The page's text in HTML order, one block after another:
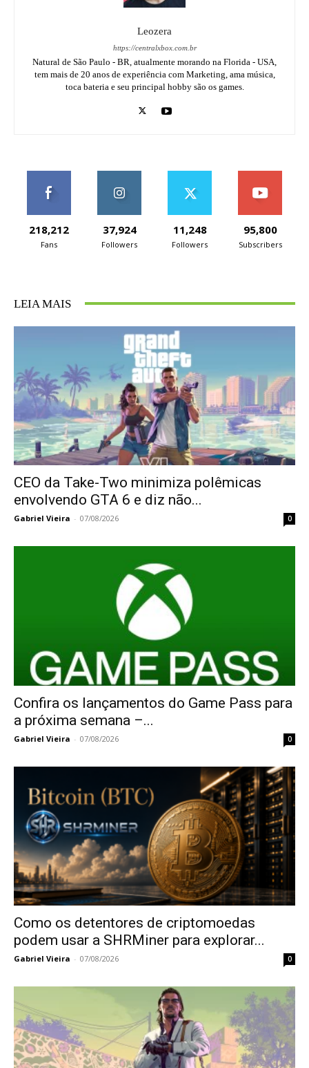
Leozera
https://centralxbox.com.br
Natural de São Paulo - BR, atualmente morando na Florida - USA,
tem mais de 20 anos de experiência com Marketing, ama música,
toca bateria e seu principal hobby são os games.
218,212
Fans
37,924
Followers
11,248
Followers
95,800
Subscribers
LEIA MAIS
CEO da Take-Two minimiza polêmicas
envolvendo GTA 6 e diz não...
Gabriel Vieira - 07/08/2026 0
Confira os lançamentos do Game Pass para
a próxima semana –...
Gabriel Vieira - 07/08/2026 0
Como os detentores de criptomoedas
podem usar a SHRMiner para explorar...
Gabriel Vieira - 07/08/2026 0